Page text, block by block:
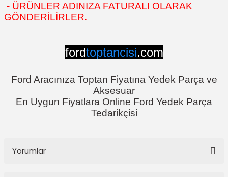
- ÜRÜNLER ADINIZA FATURALI OLARAK
GÖNDERİLİRLER.
fordtoptancisi.com
Ford Aracınıza Toptan Fiyatına Yedek Parça ve
Aksesuar
En Uygun Fiyatlara Online Ford Yedek Parça
Tedarikçisi
Yorumlar